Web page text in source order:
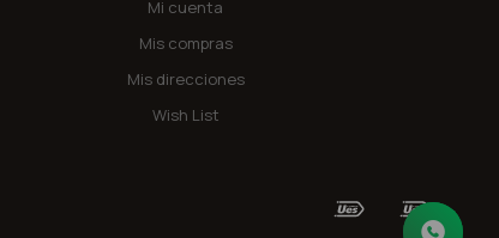
Mi cuenta
Mis compras
Mis direcciones
Wish List